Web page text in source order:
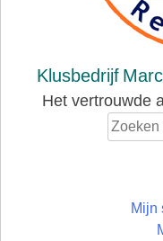
Klusbedrijf
Het vertrouwde
Mijn